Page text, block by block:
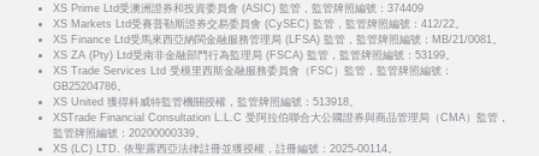
XS Prime Ltd受澳洲證券和投資委員會 (ASIC) 監管，監管牌照編號：374409
XS Markets Ltd受賽普勒斯證券交易委員會 (CySEC) 監管，監管牌照編號：412/22。
XS Finance Ltd受馬來西亞納閩金融服務管理局 (LFSA) 監管，監管牌照編號：MB/21/0081。
XS ZA (Pty) Ltd受南非金融部門行為監理局 (FSCA) 監管，監管牌照編號：53199。
XS Trade Services Ltd 受模里西斯金融服務委員會（FSC）監管，監管牌照編號：
GB25204786。
XS United 獲得科威特監管機關授權，監管牌照編號：513918。
XSTrade Financial Consultation L.L.C 受阿拉伯聯合大公國證券與商品管理局（CMA）監管，
監管牌照編號：20200000339。
XS (LC) LTD. 依聖露西亞法律註冊並獲授權，註冊編號：2025-00114。